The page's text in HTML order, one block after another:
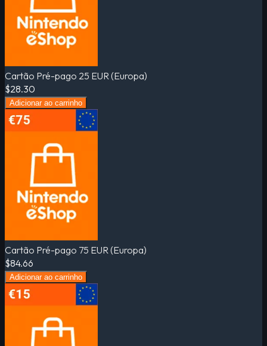
Cartão Pré-pago 25 EUR (Europa)
$28.30
Adicionar ao carrinho
Cartão Pré-pago 75 EUR (Europa)
$84.66
Adicionar ao carrinho